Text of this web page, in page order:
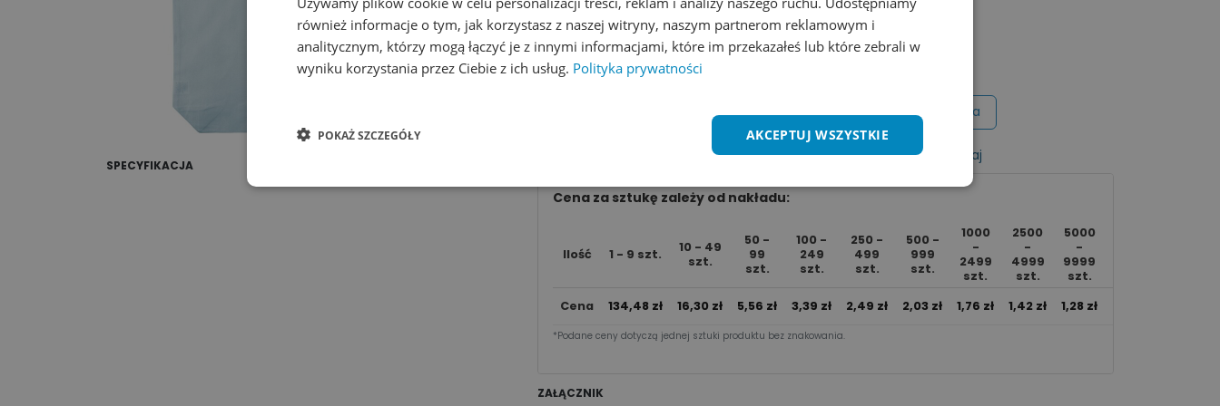
SPECYFIKACJA
LICZBA KOLORÓW
1 kolor 2 kolory 3 kolory 4 kolory
Dodaj do koszyka Wycena na maila
Dodaj do listy życzeń Porównaj
Cena za sztu​kę zależy od nakładu:
Ilość 1 - 9 szt.
10 - 49
szt.
50 -
99
szt.
100 -
249
szt.
250 -
499
szt.
500 -
999
szt.
1000
-
2499
szt.
2500
-
4999
szt.
5000
-
9999
szt.
Cena 134,48 zł 16,30 zł 5,56 zł 3,39 zł 2,49 zł 2,03 zł 1,76 zł 1,42 zł 1,28 zł
*Podane ceny dotyczą jednej sztuki produktu bez znakowania.​
ZAŁĄCZNIK
również informacje o tym, jak korzystasz z naszej witryny, naszym partnerom reklamowym i
analitycznym, którzy mogą łączyć je z innymi informacjami, które im przekazałeś lub które zebrali w
wyniku korzystania przez Ciebie z ich usług. Polityka prywatności
AKCEPTUJ WSZYSTKIE
POKAŻ SZCZEGÓŁY